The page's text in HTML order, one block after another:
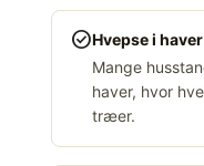
check_circleHvepse i haver
Mange
haver, hvor
træer.